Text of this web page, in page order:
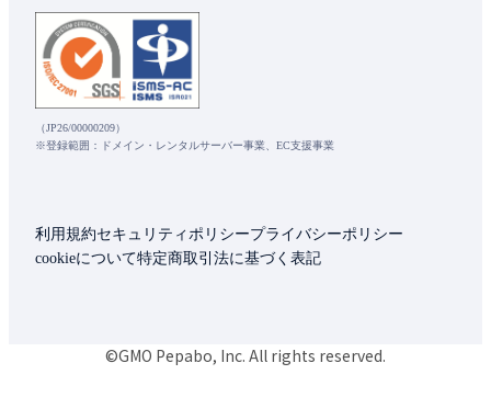
（JP26/00000209）
※登録範囲：ドメイン・レンタルサーバー事業、EC支援事業
利用規約セキュリティポリシープライバシーポリシー
cookieについて特定商取引法に基づく表記
©GMO Pepabo, Inc. All rights reserved.